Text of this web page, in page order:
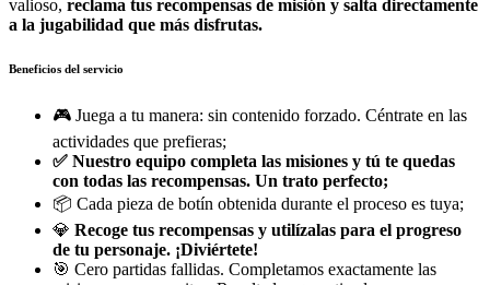
valioso, reclama tus recompensas de misión y salta directamente
a la jugabilidad que más disfrutas.
Beneficios del servicio
🎮 Juega a tu manera: sin contenido forzado. Céntrate en las
actividades que prefieras;
✅ Nuestro equipo completa las misiones y tú te quedas
con todas las recompensas. Un trato perfecto;
📦 Cada pieza de botín obtenida durante el proceso es tuya;
💎 Recoge tus recompensas y utilízalas para el progreso
de tu personaje. ¡Diviértete!
🎯 Cero partidas fallidas. Completamos exactamente las